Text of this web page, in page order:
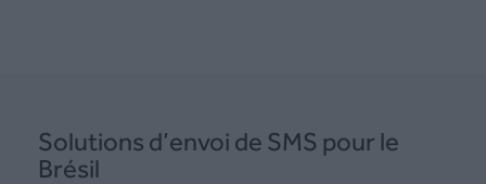
Solutions d’envoi de SMS pour le
Brésil